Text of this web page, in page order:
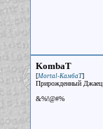
KombaT
[Mortal-КамбаТ]
Прирожденный Джаец
&%!@#%